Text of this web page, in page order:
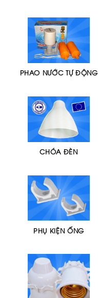
PHAO NƯỚC TỰ ĐỘNG
CHÓA ĐÈN
PHỤ KIỆN ỐNG